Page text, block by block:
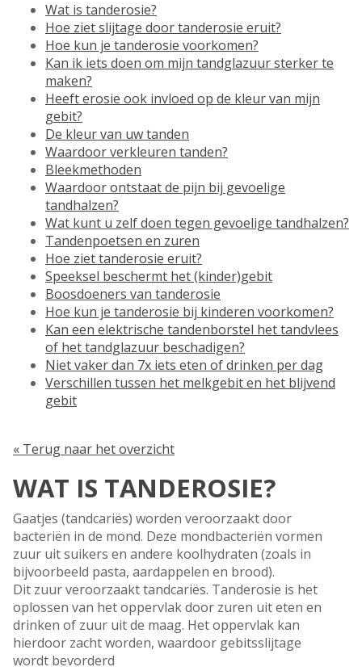
Wat is tanderosie?
Hoe ziet slijtage door tanderosie eruit?
Hoe kun je tanderosie voorkomen?
Kan ik iets doen om mijn tandglazuur sterker te
maken?
Heeft erosie ook invloed op de kleur van mijn
gebit?
De kleur van uw tanden
Waardoor verkleuren tanden?
Bleekmethoden
Waardoor ontstaat de pijn bij gevoelige
tandhalzen?
Wat kunt u zelf doen tegen gevoelige tandhalzen?
Tandenpoetsen en zuren
Hoe ziet tanderosie eruit?
Speeksel beschermt het (kinder)gebit
Boosdoeners van tanderosie
Hoe kun je tanderosie bij kinderen voorkomen?
Kan een elektrische tandenborstel het tandvlees
of het tandglazuur beschadigen?
Niet vaker dan 7x iets eten of drinken per dag
Verschillen tussen het melkgebit en het blijvend
gebit
« Terug naar het overzicht
WAT IS TANDEROSIE?
Gaatjes (tandcariës) worden veroorzaakt door
bacteriën in de mond. Deze mondbacteriën vormen
zuur uit suikers en andere koolhydraten (zoals in
bijvoorbeeld pasta, aardappelen en brood).
Dit zuur veroorzaakt tandcariës. Tanderosie is het
oplossen van het oppervlak door zuren uit eten en
drinken of zuur uit de maag. Het oppervlak kan
hierdoor zacht worden, waardoor gebitsslijtage
wordt bevorderd